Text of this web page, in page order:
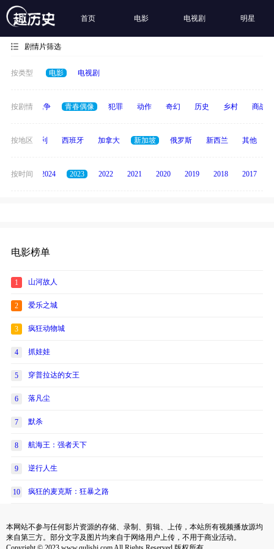
首页 电影 电视剧 明星
剧情片筛选
按类型 电影 电视剧
按剧情
古装 战争 青春偶像 犯罪 动作 奇幻 历史 乡村 商战
按地区
度 意大利 西班牙 加拿大 新加坡 俄罗斯 新西兰 其他
按时间
2025 2024 2023 2022 2021 2020 2019 2018 2017
电影榜单
1 山河故人
2 爱乐之城
3 疯狂动物城
4 抓娃娃
5 穿普拉达的女王
6 落凡尘
7 默杀
8 航海王：强者天下
9 逆行人生
10 疯狂的麦克斯：狂暴之路
本网站不参与任何影片资源的存储、录制、剪辑、上传，本站所有视频播放源均
来自第三方。部分文字及图片均来自于网络用户上传，不用于商业活动。